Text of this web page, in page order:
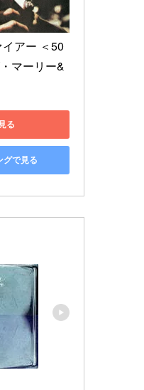
アー ＜50
マーリー&
る
グで見る